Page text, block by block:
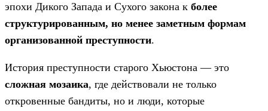
эпохи Дикого Запада и Сухого закона к более
структурированным, но менее заметным формам
организованной преступности.
История преступности старого Хьюстона — это
сложная мозаика, где действовали не только
откровенные бандиты, но и люди, которые